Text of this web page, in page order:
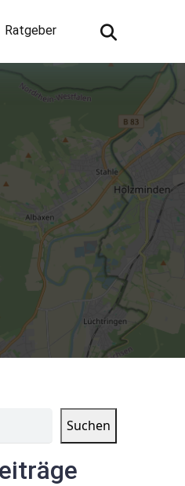
Ratgeber
Suchen